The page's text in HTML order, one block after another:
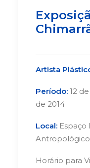
Artista
Período: 12
de 2014
Local: Espaço
Horário para